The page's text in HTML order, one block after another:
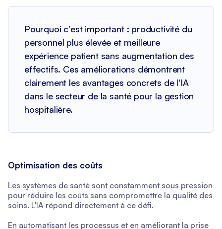
Pourquoi c'est important : productivité du
personnel plus élevée et meilleure
expérience patient sans augmentation des
effectifs. Ces améliorations démontrent
clairement les avantages concrets de l'IA
dans le secteur de la santé pour la gestion
hospitalière.
Optimisation des coûts
Les systèmes de santé sont constamment sous pression
pour réduire les coûts sans compromettre la qualité des
soins. L'IA répond directement à ce défi.
En automatisant les processus et en améliorant la prise